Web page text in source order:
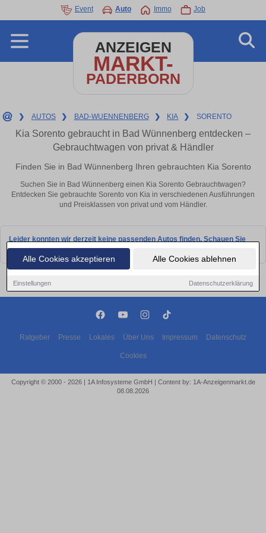
Alle Cookies akzeptieren Alle Cookies ablehnen
Einstellungen Datenschutzerklärung
Event Auto Immo Job
ANZEIGEN
MARKT-
PADERBORN
❯ AUTOS ❯ BAD-WUENNENBERG ❯ KIA ❯ SORENTO
Kia Sorento gebraucht in Bad Wünnenberg entdecken –
Gebrauchtwagen von privat & Händler
Finden Sie in Bad Wünnenberg Ihren gebrauchten Kia Sorento
Suchen Sie in Bad Wünnenberg einen Kia Sorento Gebrauchtwagen?
Entdecken Sie gebrauchte Sorento von Kia in verschiedenen Ausführungen
und Preisklassen von privat und vom Händler.
Leider konnten wir derzeit keine passenden Autos finden. Schauen Sie
bald wieder vorbei!
Ratgeber Presse Lokales Über Uns Impressum Datenschutz
Cookies
Copyright © 2000 - 2026 | 1A Infosysteme GmbH | Content by: 1A-Anzeigenmarkt.de
08.08.2026